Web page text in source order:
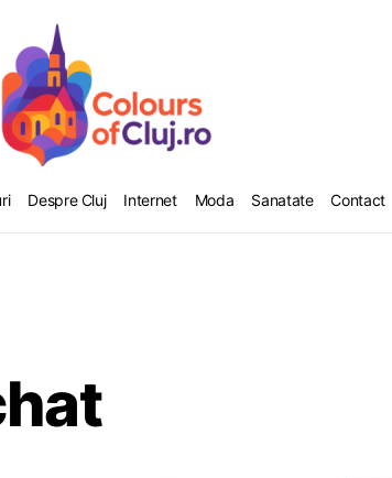
Despre Cluj Internet Moda Sanatate Contact